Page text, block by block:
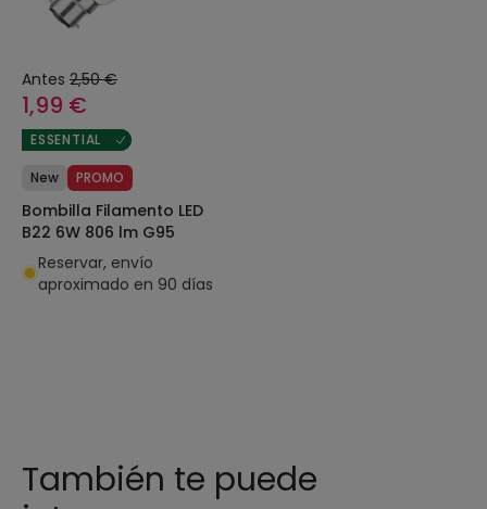
Antes 2,50 €
1,99 €
ESSENTIAL
New PROMO
Bombilla Filamento LED
B22 6W 806 lm G95
Reservar, envío
aproximado en 90 días
También te puede